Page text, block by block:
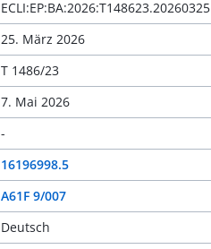
ECLI:EP:BA:2026:T148623.20260325
25. März 2026
T 1486/23
7. Mai 2026
-
16196998.5
A61F 9/007
Deutsch